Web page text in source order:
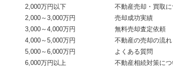
2,000万円以下
2,000～3,000万円
3,000～4,000万円
4,000～5,000万円
5,000～6,000万円
6,000万円以上
不動産売却・買取
売却成功実績
無料売却査定依頼
不動産の売却の流れ
よくある質問
不動産相続対策につ